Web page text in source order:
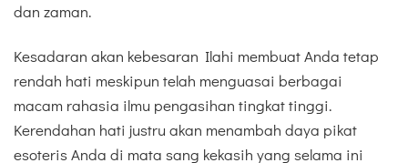
dan zaman.
Kesadaran akan kebesaran Ilahi membuat Anda tetap
rendah hati meskipun telah menguasai berbagai
macam rahasia ilmu pengasihan tingkat tinggi.
Kerendahan hati justru akan menambah daya pikat
esoteris Anda di mata sang kekasih yang selama ini